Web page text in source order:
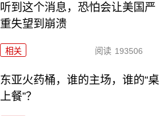
听到这个消息，恐怕会让美国严
重失望到崩溃
相关 阅读 193506
东亚火药桶，谁的主场，谁的“桌
上餐”？